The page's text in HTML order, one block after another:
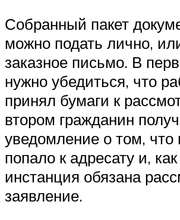
Собранный пакет
можно подать лично,
заказное письмо. В
нужно убедиться, что
принял бумаги к
втором гражданин
уведомление о том, что
попало к адресату и,
инстанция обязана
заявление.